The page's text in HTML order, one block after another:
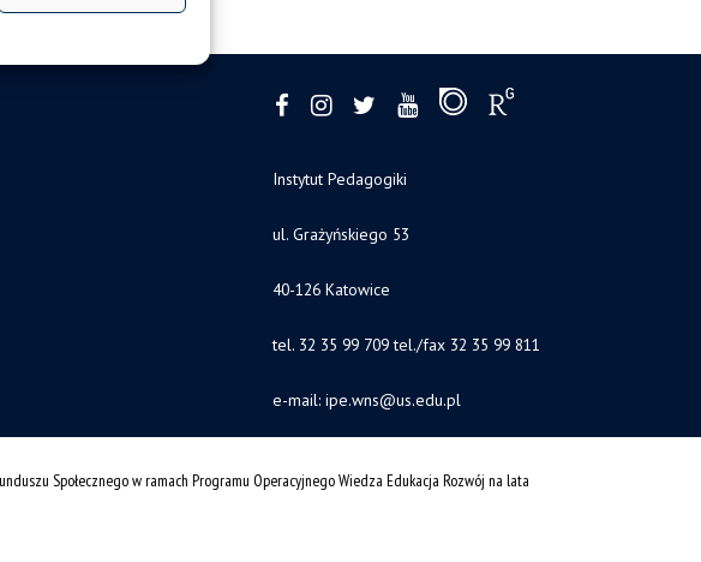
Instytut Pedagogiki
ul. Grażyńskiego 53
40-126 Katowice
tel. 32 35 99 709 tel./fax 32 35 99 811
e-mail: ipe.wns@us.edu.pl
Społecznego w ramach Programu Operacyjnego Wiedza Edukacja Rozwój na lata